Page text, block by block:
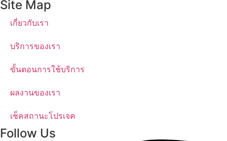
Site Map
เกี่ยวกับเรา
บริการของเรา
ขั้นตอนการใช้บริการ
ผลงานของเรา
เช็คสถานะโปรเจค
Follow Us